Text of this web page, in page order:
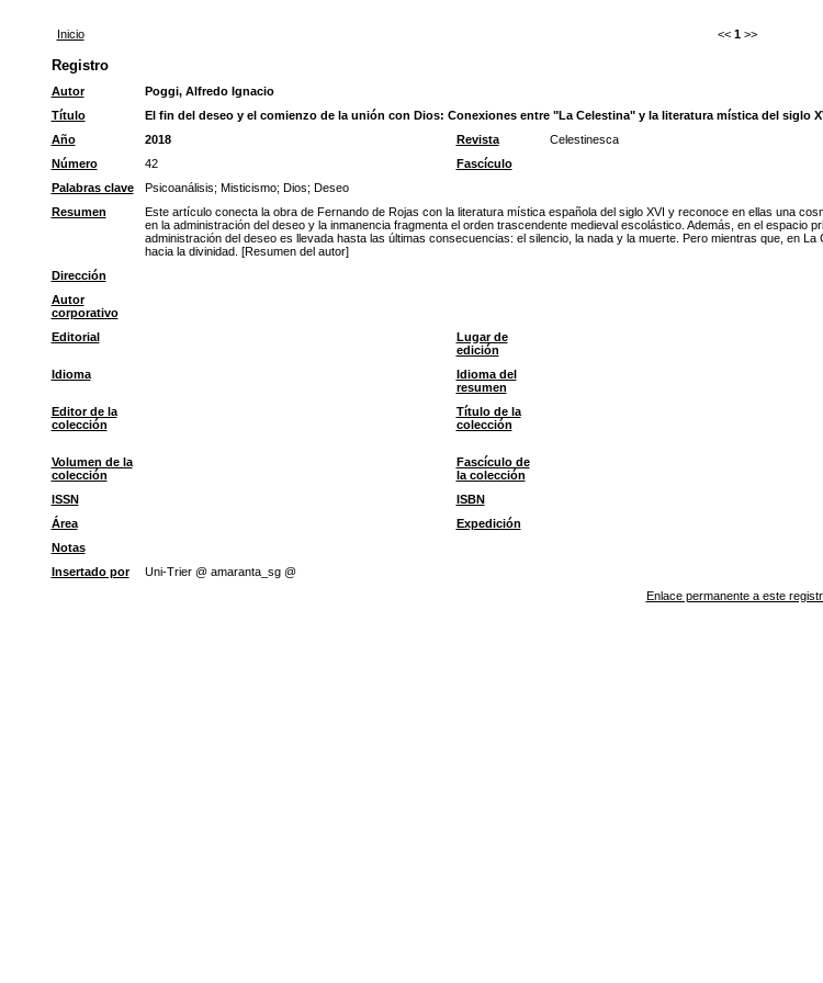
Inicio << 1 >>
Registro
Autor
Poggi, Alfredo Ignacio
Título
El fin del deseo y el comienzo de la unión con Dios: Conexiones entre "La Celestina" y la literatura mística del siglo
Año
2018 Revista Celestinesca
Número
42 Fascículo
Palabras clave
Psicoanálisis; Misticismo; Dios; Deseo
Resumen
Este artículo conecta la obra de Fernando de Rojas con la literatura mística española del siglo XVI y reconoce en ellas una
en la administración del deseo y la inmanencia fragmenta el orden trascendente medieval escolástico. Además, en el
administración del deseo es llevada hasta las últimas consecuencias: el silencio, la nada y la muerte. Pero mientras que, en
hacia la divinidad. [Resumen del autor]
Dirección
Autor
corporativo
Editorial
Lugar de
edición
Idioma
Idioma del
resumen
Editor de la
colección
Título de la
colección
Volumen de la
colección
Fascículo de
la colección
ISSN ISBN
Área
Expedición
Notas
Insertado por
Uni-Trier @ amaranta_sg @
Enlace permanente a este